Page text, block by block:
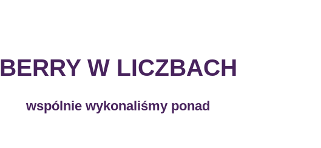
BERRY W LICZBACH
wspólnie wykonaliśmy ponad